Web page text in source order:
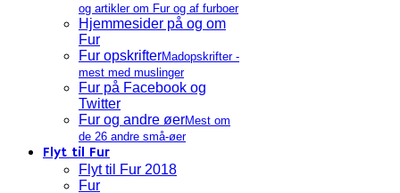
og artikler om Fur og af furboer
Hjemmesider på og om
Fur
Fur opskrifterMadopskrifter -
mest med muslinger
Fur på Facebook og
Twitter
Fur og andre øerMest om
de 26 andre små-øer
Flyt til Fur
Flyt til Fur 2018
Fur